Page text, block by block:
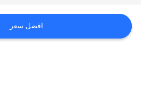
الموقع
افضل سعر